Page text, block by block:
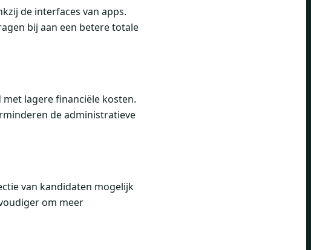
de interfaces van apps.
bij aan een betere totale
lagere financiële kosten.
de administratieve
van kandidaten mogelijk
om meer